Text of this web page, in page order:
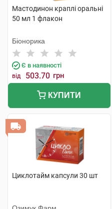
Мастодинон краплі оральні
50 мл 1 флакон
Біонорика
Є в наявності
від 503.70 грн
КУПИТИ
Циклотайм капсули 30 шт